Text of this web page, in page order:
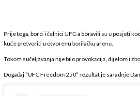
Prije toga, borci i čelnici UFC-a boravili su u posjeti
kuće pretvoriti u otvorenu borilačku arenu.
Tokom sučeljavanja nije bilo provokacija, dijelom i
Događaj “UFC Freedom 250” rezultat je saradnje